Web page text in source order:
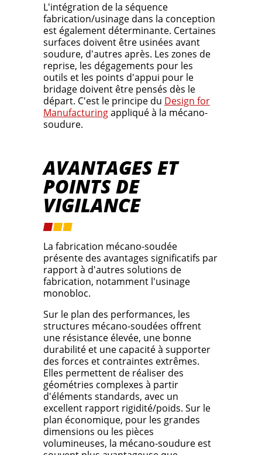
L'intégration de la séquence
fabrication/usinage dans la conception
est également déterminante. Certaines
surfaces doivent être usinées avant
soudure, d'autres après. Les zones de
reprise, les dégagements pour les
outils et les points d'appui pour le
bridage doivent être pensés dès le
départ. C'est le principe du Design for
Manufacturingappliqué à la mécano-
soudure.
AVANTAGES ET
POINTS DE
VIGILANCE
La fabrication mécano-soudée
présente des avantages significatifs par
rapport à d'autres solutions de
fabrication, notamment l'usinage
monobloc.
Sur le plan des performances, les
structures mécano-soudées offrent
une résistance élevée, une bonne
durabilité et une capacité à supporter
des forces et contraintes extrêmes.
Elles permettent de réaliser des
géométries complexes à partir
d'éléments standards, avec un
excellent rapport rigidité/poids. Sur le
plan économique, pour les grandes
dimensions ou les pièces
volumineuses, la mécano-soudure est